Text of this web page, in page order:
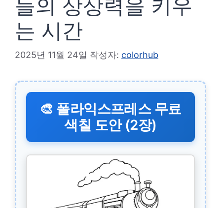
들의 상상력을 키우
는 시간
2025년 11월 24일 작성자: colorhub
🎨 폴라익스프레스 무료
색칠 도안 (2장)